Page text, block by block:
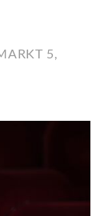
5,